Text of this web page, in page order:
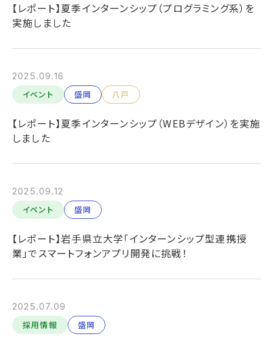
【レポート】夏季インターンシップ（プログラミング系）を
実施しました
2025.09.16
イベント
盛岡 八戸
【レポート】夏季インターンシップ（WEBデザイン）を実施
しました
2025.09.12
イベント
盛岡
【レポート】岩手県立大学「インターンシップ型連携授
業」でスマートフォンアプリ開発に挑戦！
2025.07.09
採用情報
盛岡